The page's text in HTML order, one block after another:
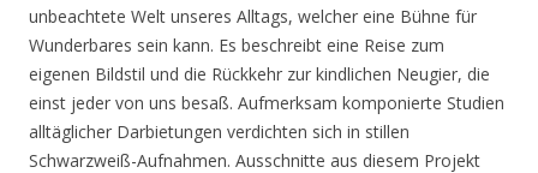
unbeachtete Welt unseres Alltags, welcher eine Bühne für
Wunderbares sein kann. Es beschreibt eine Reise zum
eigenen Bildstil und die Rückkehr zur kindlichen Neugier, die
einst jeder von uns besaß. Aufmerksam komponierte Studien
alltäglicher Darbietungen verdichten sich in stillen
Schwarzweiß-Aufnahmen. Ausschnitte aus diesem Projekt